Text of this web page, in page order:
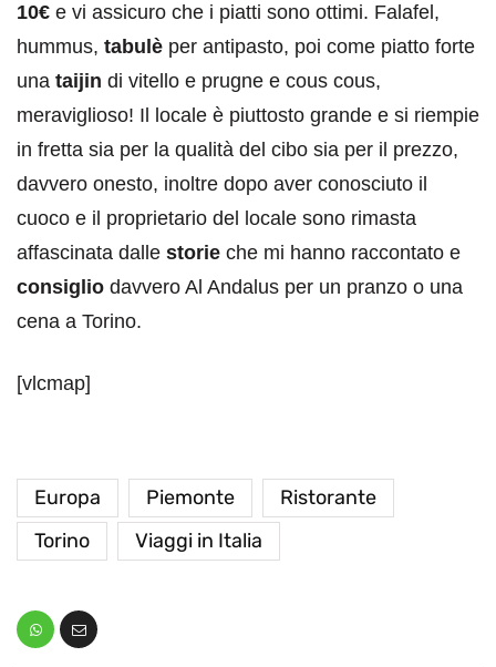
10€ e vi assicuro che i piatti sono ottimi. Falafel,
hummus, tabulè per antipasto, poi come piatto forte
una taijin di vitello e prugne e cous cous,
meraviglioso! Il locale è piuttosto grande e si riempie
in fretta sia per la qualità del cibo sia per il prezzo,
davvero onesto, inoltre dopo aver conosciuto il
cuoco e il proprietario del locale sono rimasta
affascinata dalle storie che mi hanno raccontato e
consiglio davvero Al Andalus per un pranzo o una
cena a Torino.
[vlcmap]
Europa Piemonte
Ristorante
Torino
Viaggi in Italia